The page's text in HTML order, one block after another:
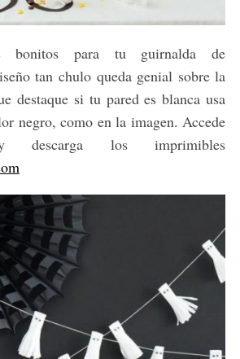
bonitos para tu guirnalda de
tan chulo queda genial sobre la
destaque si tu pared es blanca usa
negro, como en la imagen. Accede
los imprimibles